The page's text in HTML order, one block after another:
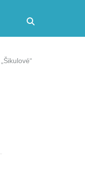
„Šikulové“